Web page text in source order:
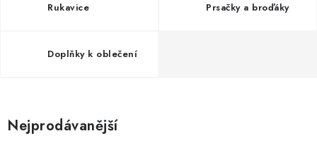
Rukavice Prsačky a broďáky
Doplňky k oblečení
Nejprodávanější